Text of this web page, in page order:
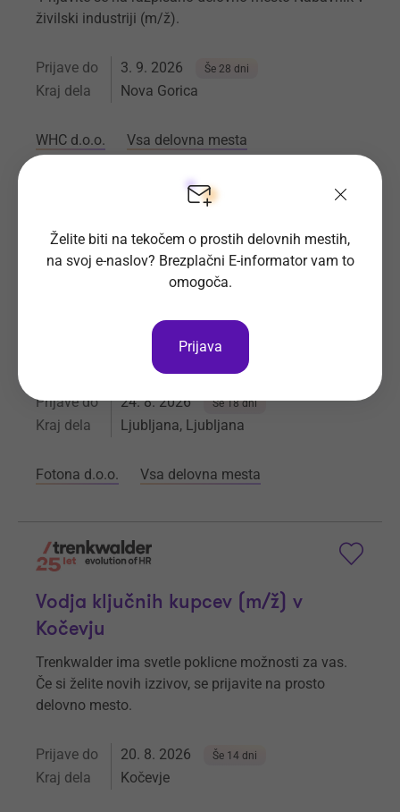
živilski industriji (m/ž).
Prijave do 3. 9. 2026 Še 28 dni
Kraj dela Nova Gorica
WHC d.o.o. Vsa delovna mesta
Referent v prodaji-tehnični
sodelavec (m/ž)
Iščemo tehničnega sodelavca m/ž v prodaji.
Prijave do 24. 8. 2026 Še 18 dni
Kraj dela Ljubljana, Ljubljana
Fotona d.o.o. Vsa delovna mesta
Vodja ključnih kupcev (m/ž) v
Kočevju
Trenkwalder ima svetle poklicne možnosti za vas.
Če si želite novih izzivov, se prijavite na prosto
delovno mesto.
Prijave do 20. 8. 2026 Še 14 dni
Kraj dela Kočevje
Želite biti na tekočem o prostih delovnih mestih,
na svoj e-naslov? Brezplačni E-informator vam to
omogoča.
Prijava